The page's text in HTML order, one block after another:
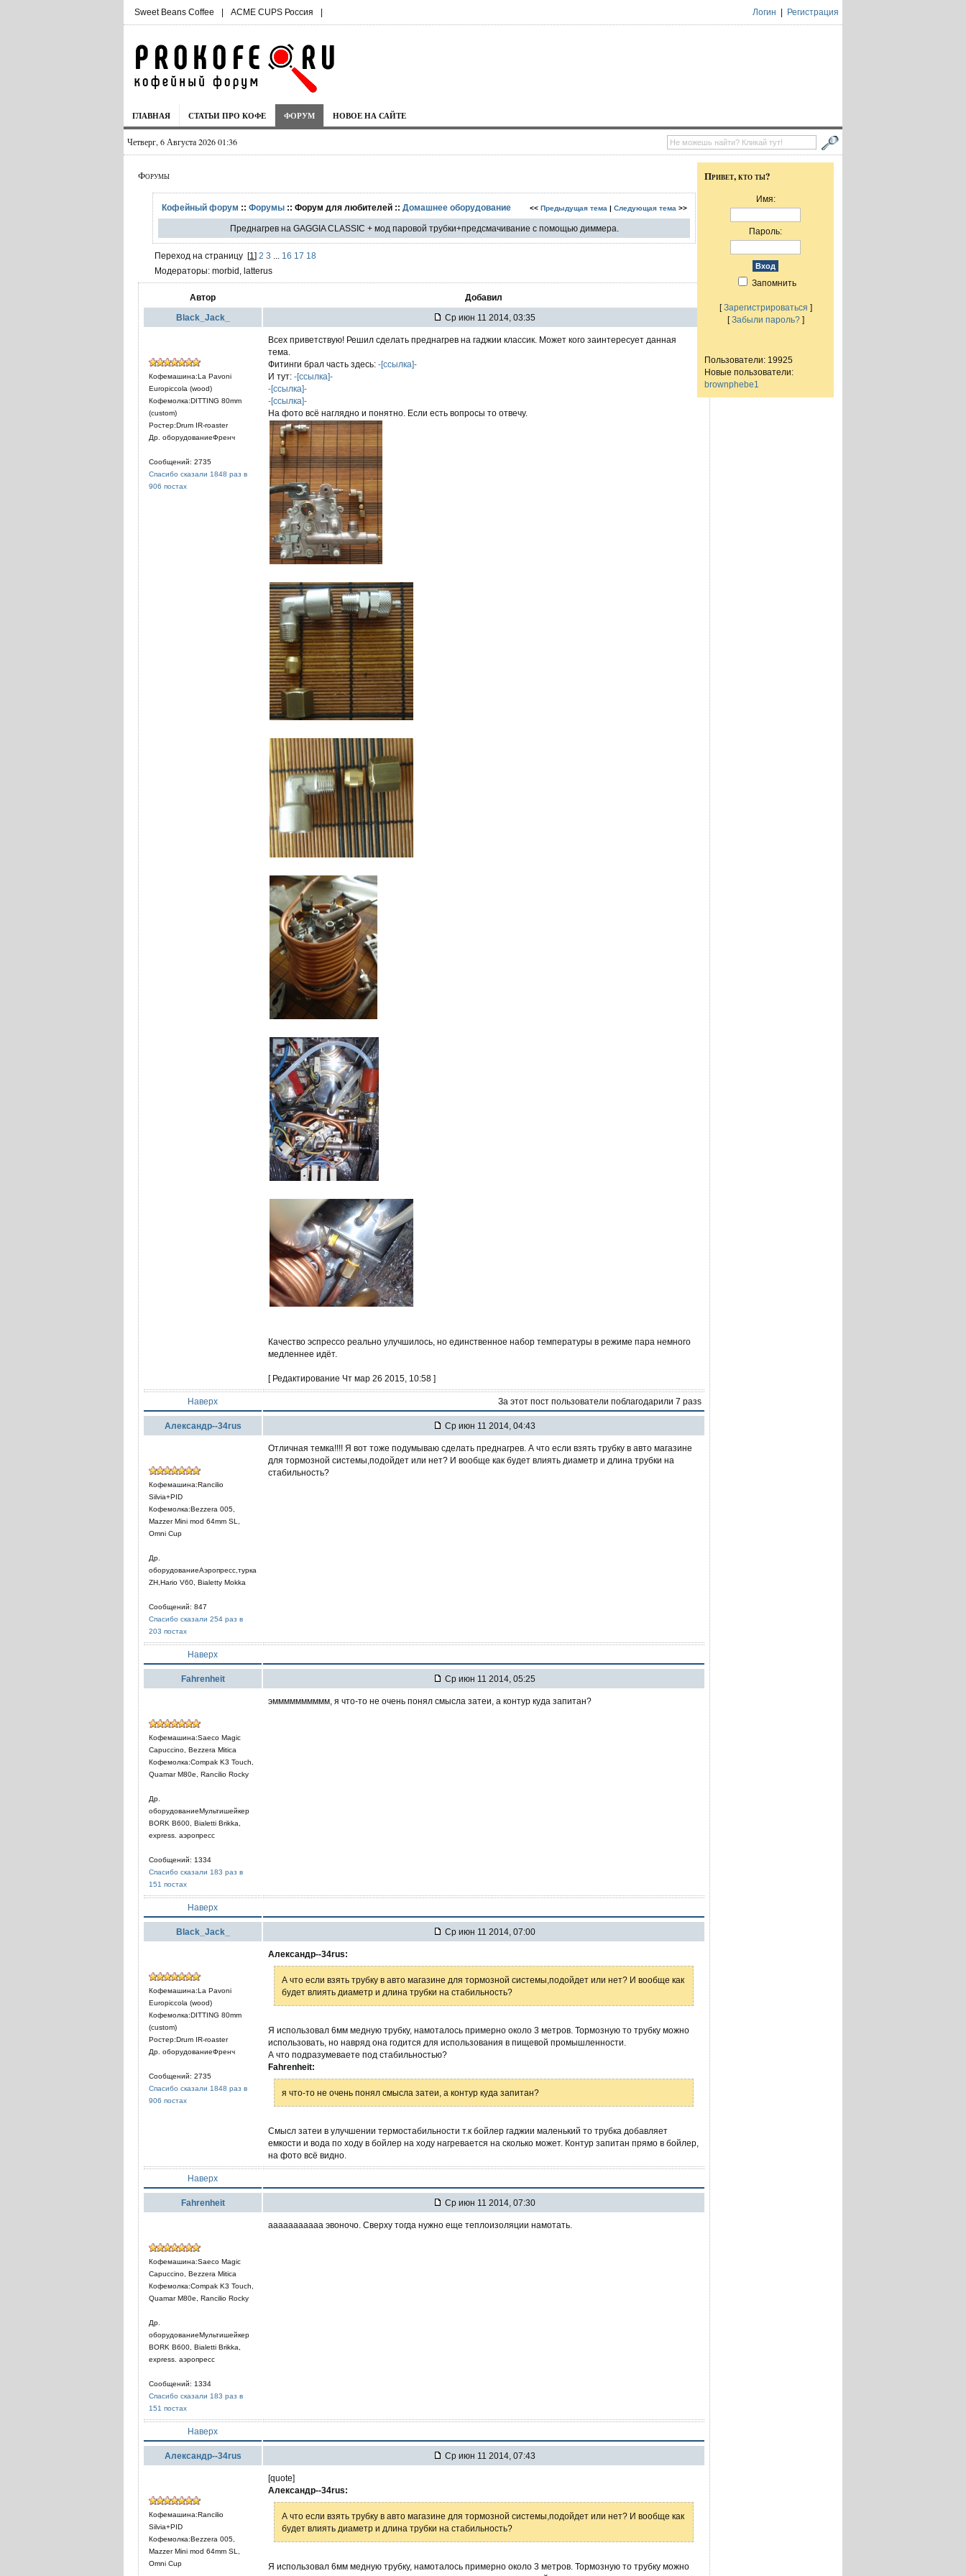
Sweet Beans Coffee | ACME CUPS Россия | Логин Регистрация
ГЛАВНАЯ СТАТЬИ ПРО КОФЕ ФОРУМ НОВОЕ НА САЙТЕ
Четверг, 6 Августа 2026 01:36
Форумы
Кофейный форум :: Форумы :: Форум для любителей :: Домашнее оборудование << Предыдущая тема | Следующая тема >>
Преднагрев на GAGGIA CLASSIC + мод паровой трубки+предсмачивание с помощью диммера.
Переход на страницу [1 ] 2 3 16 17 18
Модераторы: morbid, latterus
Автор Добавил
Black_Jack_ Ср июн 11 2014, 03:35
Кофемашина:La Pavoni
Europiccola (wood)
Кофемолка:DITTING 80mm
(custom)
Ростер:Drum IR-roaster
Др. оборудованиеФренч
Сообщений: 2735
Спасибо сказали 1848 раз в
906 постах
Всех приветствую! Решил сделать преднагрев на гаджии классик. Может кого заинтересует данная
тема.
Фитинги брал часть здесь: -[ссылка]-
И тут: -[ссылка]-
-[ссылка]-
-[ссылка]-
На фото всё наглядно и понятно. Если есть вопросы то отвечу.
Качество эспрессо реально улучшилось, но единственное набор температуры в режиме пара немного
медленнее идёт.
[ Редактирование Чт мар 26 2015, 10:58 ]
Наверх За этот пост пользователи поблагодарили 7 разs
Александр--34rus Ср июн 11 2014, 04:43
Кофемашина:Rancilio
Silvia+PID
Кофемолка:Bezzera 005,
Mazzer Mini mod 64mm SL,
Omni Cup
Др.
оборудованиеАэропресс,турка
ZH,Hario V60, Bialetty Mokka
Сообщений: 847
Спасибо сказали 254 раз в
203 постах
Отличная темка!!!! Я вот тоже подумываю сделать преднагрев. А что если взять трубку в авто магазине
для тормозной системы,подойдет или нет? И вообще как будет влиять диаметр и длина трубки на
стабильность?
Наверх
Fahrenheit Ср июн 11 2014, 05:25
Кофемашина:Saeco Magic
Capuccino, Bezzera Mitica
Кофемолка:Compak K3 Touch,
Quamar M80e, Rancilio Rocky
Др.
оборудованиеМультишейкер
BORK B600, Bialetti Brikka,
express. аэропресс
Сообщений: 1334
Спасибо сказали 183 раз в
151 постах
эмммммммммм, я что-то не очень понял смысла затеи, а контур куда запитан?
Наверх
Black_Jack_ Ср июн 11 2014, 07:00
Кофемашина:La Pavoni
Europiccola (wood)
Кофемолка:DITTING 80mm
(custom)
Ростер:Drum IR-roaster
Др. оборудованиеФренч
Сообщений: 2735
Спасибо сказали 1848 раз в
906 постах
Александр--34rus:
А что если взять трубку в авто магазине для тормозной системы,подойдет или нет? И вообще как
будет влиять диаметр и длина трубки на стабильность?
Я использовал 6мм медную трубку, намоталось примерно около 3 метров. Тормозную то трубку можно
использовать, но навряд она годится для использования в пищевой промышленности.
А что подразумеваете под стабильностью?
Fahrenheit:
я что-то не очень понял смысла затеи, а контур куда запитан?
Смысл затеи в улучшении термостабильности т.к бойлер гаджии маленький то трубка добавляет
емкости и вода по ходу в бойлер на ходу нагревается на сколько может. Контур запитан прямо в бойлер,
на фото всё видно.
Наверх
Fahrenheit Ср июн 11 2014, 07:30
Кофемашина:Saeco Magic
Capuccino, Bezzera Mitica
Кофемолка:Compak K3 Touch,
Quamar M80e, Rancilio Rocky
Др.
оборудованиеМультишейкер
BORK B600, Bialetti Brikka,
express. аэропресс
Сообщений: 1334
Спасибо сказали 183 раз в
151 постах
ааааааааааа эвоночо. Сверху тогда нужно еще теплоизоляции намотать.
Наверх
Александр--34rus Ср июн 11 2014, 07:43
Кофемашина:Rancilio
Silvia+PID
Кофемолка:Bezzera 005,
Mazzer Mini mod 64mm SL,
Omni Cup
[quote]
Александр--34rus:
А что если взять трубку в авто магазине для тормозной системы,подойдет или нет? И вообще как
будет влиять диаметр и длина трубки на стабильность?
Я использовал 6мм медную трубку, намоталось примерно около 3 метров. Тормозную то трубку можно
Привет, кто ты?
Имя:
Пароль:
Запомнить
[Зарегистрироваться ]
[Забыли пароль?]
Пользователи: 19925
Новые пользователи:
brownphebe1